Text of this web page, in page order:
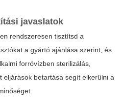
javaslatok
rendszeresen tisztítsd a
a gyártó ajánlása szerint, és
forróvízben sterilizálás,
eljárások betartása segít elkerülni a